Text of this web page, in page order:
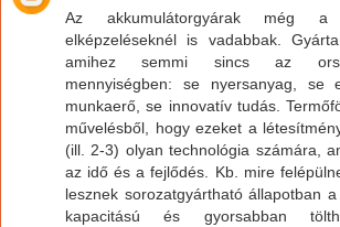
Az akkumulátorgyárak még a
elképzeléseknél is vadabbak.
amihez semmi sincs az
mennyiségben: se nyersanyag,
munkaerő, se innovatív tudás.
művelésből, hogy ezeket a
(ill. 2-3) olyan technológia számára,
az idő és a fejlődés. Kb. mire
lesznek sorozatgyártható állapotban
kapacitású és gyorsabban